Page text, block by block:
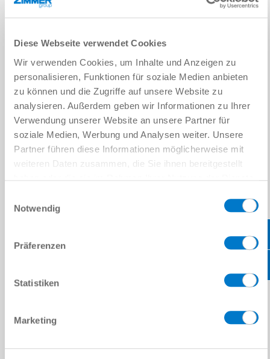
Diese Webseite verwendet Cookies
Wir verwenden Cookies, um Inhalte und Anzeigen zu
personalisieren, Funktionen für soziale Medien anbieten
zu können und die Zugriffe auf unsere Website zu
analysieren. Außerdem geben wir Informationen zu Ihrer
Verwendung unserer Website an unsere Partner für
soziale Medien, Werbung und Analysen weiter. Unsere
Partner führen diese Informationen möglicherweise mit
weiteren Daten zusammen, die Sie ihnen bereitgestellt
Notwendig
Präferenzen
Statistiken
Marketing
이메일 주소 *
위치*
국가*
메시지*